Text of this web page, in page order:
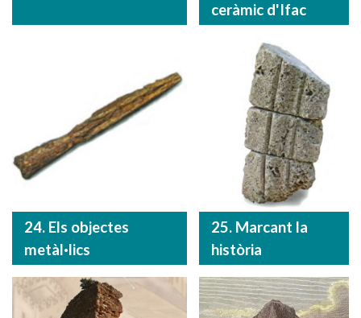
ceràmic d'Ifac
24. Els objectes
metàl·lics
25. Marcant la
història